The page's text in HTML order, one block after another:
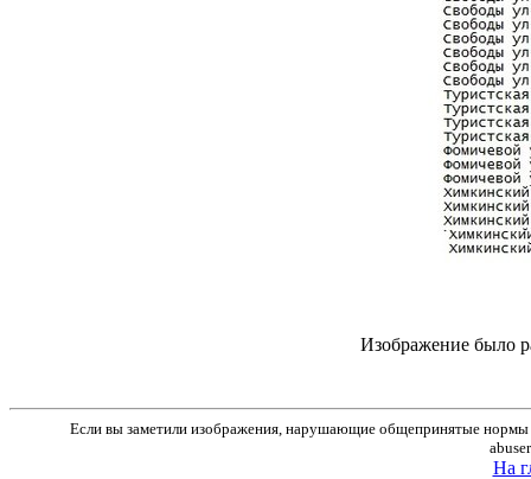
Изображение было
Если вы заметили изображения, нарушающие общепринятые нормы
На